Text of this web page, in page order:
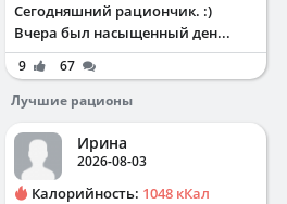
Сегодняшний рациончик. :)
Вчера был насыщенный ден...
9
67
Лучшие рационы
Ирина
2026-08-03
Калорийность: 1048 кКал